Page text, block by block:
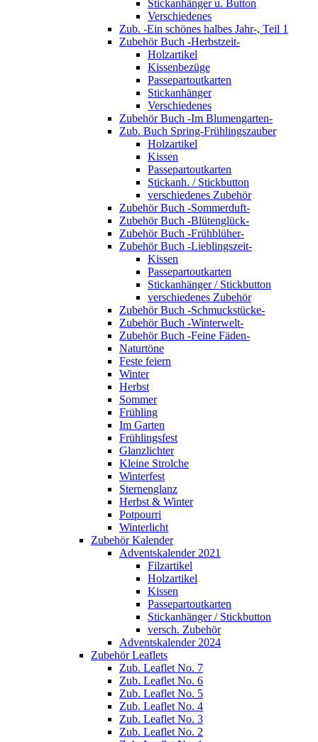
Stickanhänger u. Button
Verschiedenes
Zub. -Ein schönes halbes Jahr-, Teil 1
Zubehör Buch -Herbstzeit-
Holzartikel
Kissenbezüge
Passepartoutkarten
Stickanhänger
Verschiedenes
Zubehör Buch -Im Blumengarten-
Zub. Buch Spring-Frühlingszauber
Holzartikel
Kissen
Passepartoutkarten
Stickanh. / Stickbutton
verschiedenes Zubehör
Zubehör Buch -Sommerduft-
Zubehör Buch -Blütenglück-
Zubehör Buch -Frühblüher-
Zubehör Buch -Lieblingszeit-
Kissen
Passepartoutkarten
Stickanhänger / Stickbutton
verschiedenes Zubehör
Zubehör Buch -Schmuckstücke-
Zubehör Buch -Winterwelt-
Zubehör Buch -Feine Fäden-
Naturtöne
Feste feiern
Winter
Herbst
Sommer
Frühling
Im Garten
Frühlingsfest
Glanzlichter
Kleine Strolche
Winterfest
Sternenglanz
Herbst & Winter
Potpourri
Winterlicht
Zubehör Kalender
Adventskalender 2021
Filzartikel
Holzartikel
Kissen
Passepartoutkarten
Stickanhänger / Stickbutton
versch. Zubehör
Adventskalender 2024
Zubehör Leaflets
Zub. Leaflet No. 7
Zub. Leaflet No. 6
Zub. Leaflet No. 5
Zub. Leaflet No. 4
Zub. Leaflet No. 3
Zub. Leaflet No. 2